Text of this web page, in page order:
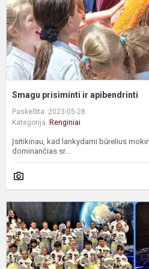
Smagu prisiminti ir apibendrinti
Paskelbta: 2023-05-28
Kategorija: Renginiai
Įsitikinau, kad lankydami būrelius
dominančias sr...